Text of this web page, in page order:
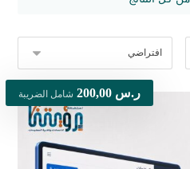
ر.س شامل الضريبة